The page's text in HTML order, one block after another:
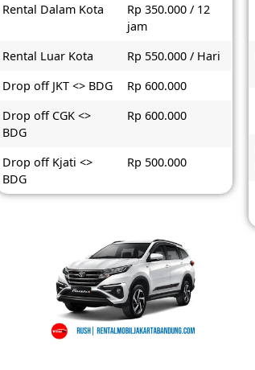
Rental Dalam Kota
Rp 350.000 / 12
jam
Rental Luar Kota
Rp 550.000 / Hari
Drop off JKT <> BDG
Rp 600.000
Drop off CGK <>
BDG
Rp 600.000
Drop off Kjati <>
BDG
Rp 500.000